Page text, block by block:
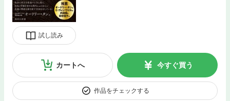
試し読み
カートへ 今すぐ買う
作品をチェックする